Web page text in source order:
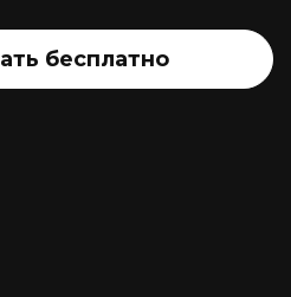
бесплатно